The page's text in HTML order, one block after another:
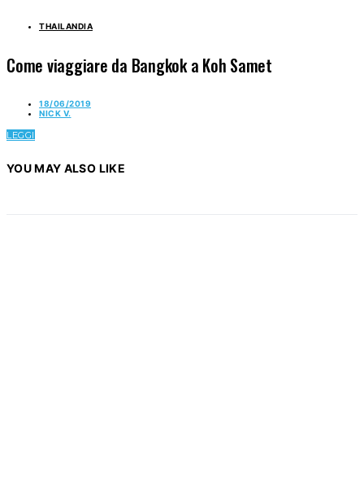
THAILANDIA
Come viaggiare da Bangkok a Koh Samet
18/06/2019
NICK V.
LEGGI
YOU MAY ALSO LIKE